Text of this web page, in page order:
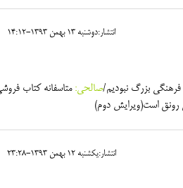
انتشار:دوشنبه 13 بهمن 1393-14:12
فرهنگی بزرگ نبودیم/صالحی: متاسفانه کتاب
رونق است(ویرایش دوم)
انتشار:يکشنبه 12 بهمن 1393-23:28